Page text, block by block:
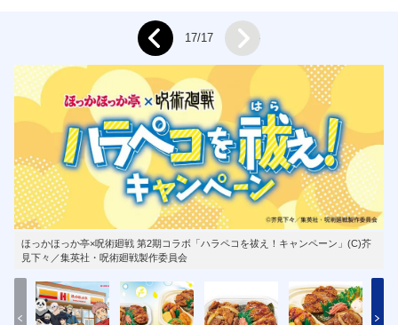
ほっかほっか亭×呪術廻戦 第2期コラボ「ハラペコを祓え！キャンペーン」(C)芥
見下々／集英社・呪術廻戦製作委員会
Prev 17/17